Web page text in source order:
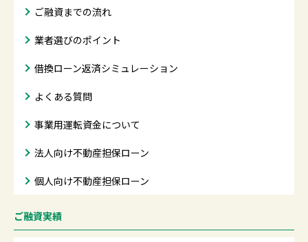
ご融資までの流れ
業者選びのポイント
借換ローン返済シミュレーション
よくある質問
事業用運転資金について
法人向け不動産担保ローン
個人向け不動産担保ローン
ご融資実績